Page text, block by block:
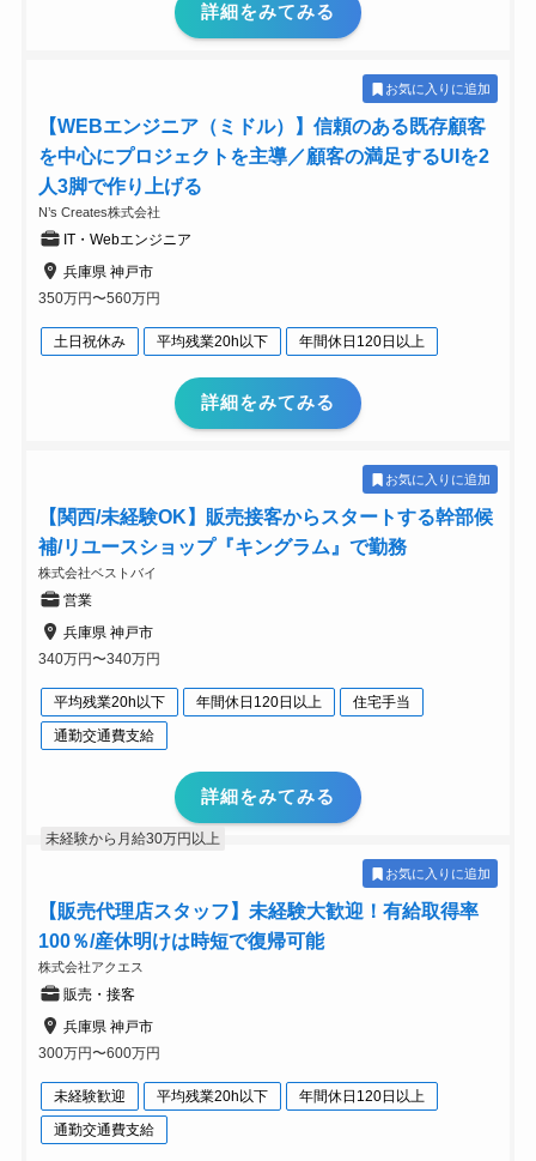
詳細をみてみる
お気に入りに追加
【WEBエンジニア（ミドル）】信頼のある既存顧客
を中心にプロジェクトを主導／顧客の満足するUIを2
人3脚で作り上げる
N’s Creates株式会社
IT・Webエンジニア
兵庫県 神戸市
350万円〜560万円
土日祝休み 平均残業20h以下 年間休日120日以上
詳細をみてみる
お気に入りに追加
【関西/未経験OK】販売接客からスタートする幹部候
補/リユースショップ『キングラム』で勤務
株式会社ベストバイ
営業
兵庫県 神戸市
340万円〜340万円
平均残業20h以下 年間休日120日以上
住宅手当
通勤交通費支給
詳細をみてみる
未経験から月給30万円以上
お気に入りに追加
【販売代理店スタッフ】未経験大歓迎！有給取得率
100％/産休明けは時短で復帰可能
株式会社アクエス
販売・接客
兵庫県 神戸市
300万円〜600万円
未経験歓迎 平均残業20h以下
年間休日120日以上
通勤交通費支給